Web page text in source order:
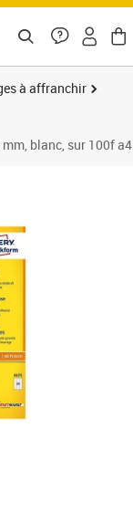
à affranchir
blanc, sur 100f